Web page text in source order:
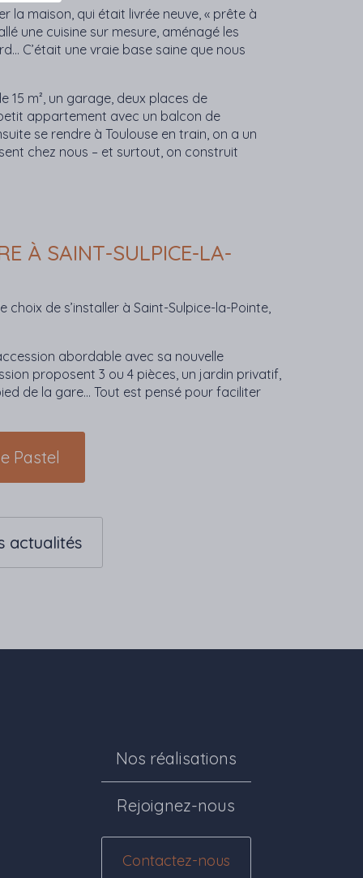
la maison, qui était livrée neuve, « prête à
une cuisine sur mesure, aménagé les
C’était une vraie base saine que nous
15 m², un garage, deux places de
appartement avec un balcon de
se rendre à Toulouse en train, on a un
chez nous – et surtout, on construit
À SAINT-SULPICE-LA-
de s’installer à Saint-Sulpice-la-Pointe,
abordable avec sa nouvelle
proposent 3 ou 4 pièces, un jardin privatif,
de la gare... Tout est pensé pour faciliter
Pastel
actualités
Nos réalisations
Rejoignez-nous
Contactez-nous